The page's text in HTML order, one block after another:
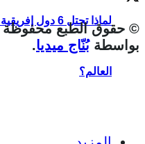
لماذا تحتل 6
العالم؟
© حقوق الطبع محفوظة
بواسطةبُنّاج ميديا.